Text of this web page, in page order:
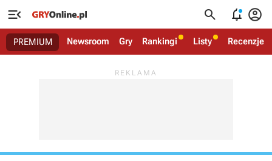
   
PREMIUM Newsroom Gry Rankingi Listy Recenzje